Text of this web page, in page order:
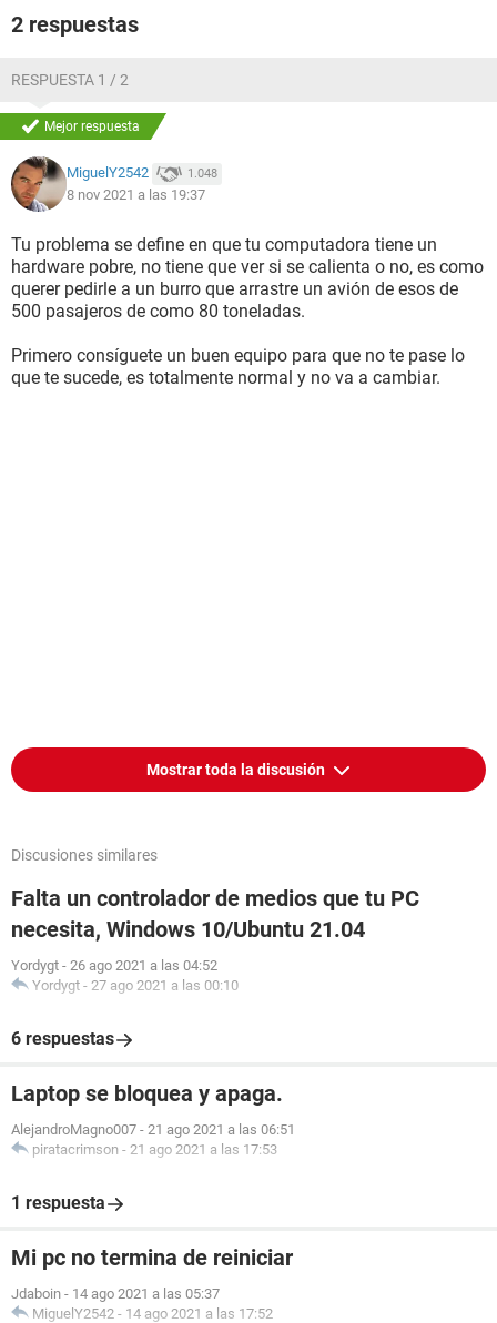
2 respuestas
RESPUESTA 1 / 2
Mejor respuesta
MiguelY2542 1.048
8 nov 2021 a las 19:37
Tu problema se define en que tu computadora tiene un
hardware pobre, no tiene que ver si se calienta o no, es como
querer pedirle a un burro que arrastre un avión de esos de
500 pasajeros de como 80 toneladas.
Primero consíguete un buen equipo para que no te pase lo
que te sucede, es totalmente normal y no va a cambiar.
Mostrar toda la discusión
Discusiones similares
Falta un controlador de medios que tu PC
necesita, Windows 10/Ubuntu 21.04
Yordygt - 26 ago 2021 a las 04:52
Yordygt - 27 ago 2021 a las 00:10
6 respuestas
Laptop se bloquea y apaga.
AlejandroMagno007 - 21 ago 2021 a las 06:51
piratacrimson - 21 ago 2021 a las 17:53
1 respuesta
Mi pc no termina de reiniciar
Jdaboin - 14 ago 2021 a las 05:37
MiguelY2542 - 14 ago 2021 a las 17:52